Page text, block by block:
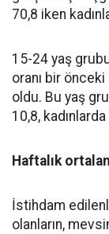
70,8 iken
15-24 yaş
oranı bir
oldu. Bu yaş
10,8,
Haftalık
İstihdam
olanların,